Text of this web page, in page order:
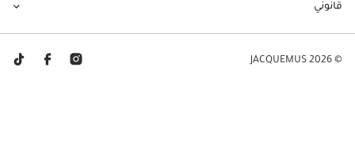
قانوني
© JACQUEMUS 2026